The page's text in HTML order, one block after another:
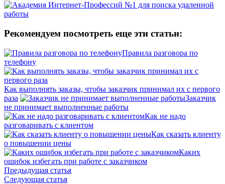
Рекомендуем посмотреть еще эти статьи:
Правила разговора по
телефону
Как выполнять заказы, чтобы заказчик принимал их с первого
раза
Заказчик
не принимает выполненные работы
Как не надо
разговаривать с клиентом
Как сказать клиенту
о повышении цены
Каких
ошибок избегать при работе с заказчиком
Предыдущая статья
Следующая статья